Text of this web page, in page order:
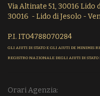
Via Altinate 51, 30016 Lido
30016 - Lido di Jesolo -
P.I. IT04788070284
GLI AIUTI DI STATO E GLI AIUTI DE MINIMIS
REGISTRO NAZIONALE DEGLI AIUTI DI STATO
Orari Agenzia: